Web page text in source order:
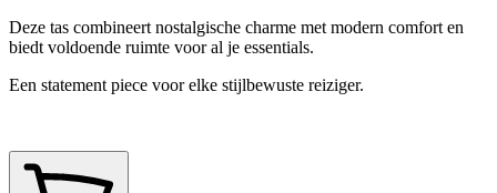
Deze tas combineert nostalgische charme met modern comfort en
biedt voldoende ruimte voor al je essentials.
Een statement piece voor elke stijlbewuste reiziger.